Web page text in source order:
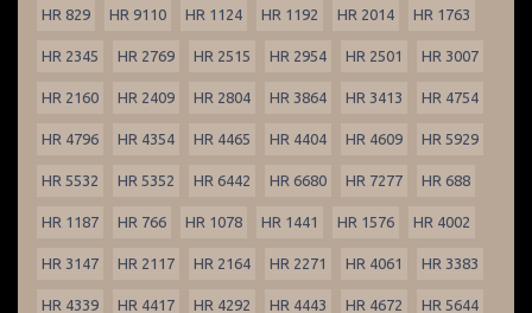
HR 829 HR 9110 HR 1124 HR 1192 HR 2014 HR 1763
HR 2345 HR 2769 HR 2515 HR 2954 HR 2501 HR 3007
HR 2160 HR 2409 HR 2804 HR 3864 HR 3413 HR 4754
HR 4796 HR 4354 HR 4465 HR 4404 HR 4609 HR 5929
HR 5532 HR 5352 HR 6442 HR 6680 HR 7277 HR 688
HR 1187 HR 766 HR 1078 HR 1441 HR 1576 HR 4002
HR 3147 HR 2117 HR 2164 HR 2271 HR 4061 HR 3383
HR 4339 HR 4417 HR 4292 HR 4443 HR 4672 HR 5644